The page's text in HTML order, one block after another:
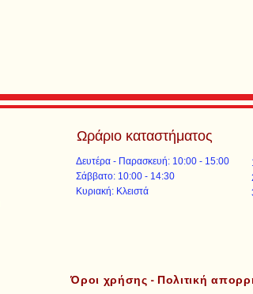
Ωράριο καταστήματος
Δευτέρα - Παρασκευή: 10:00 - 15:00
​​Σάββατο: 10:00 - 14:30
​Κυριακή: Κλειστά
Όροι χρήσης - Πολιτική